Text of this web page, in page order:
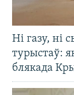
Ні газу, ні
турыстаў:
блякада